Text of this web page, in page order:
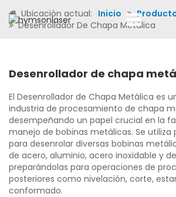
Ubicación actual: Inicio
Desenrollador De Chapa Metálica
Desenrollador de chapa
El Desenrollador de Chapa Metálica es
industria de procesamiento de chapa
desempeñando un papel crucial en la
manejo de bobinas metálicas. Se utiliza
para desenrolar diversas bobinas
de acero, aluminio, acero inoxidable y
preparándolas para operaciones de
posteriores como nivelación, corte,
conformado.